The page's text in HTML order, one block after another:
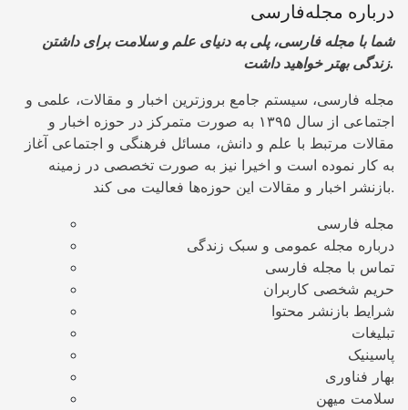
درباره مجله‌فارسی
شما با مجله فارسی، پلی به دنیای علم و سلامت برای داشتن
زندگی بهتر خواهید داشت.
مجله فارسی، سیستم جامع بروزترین اخبار و مقالات، علمی و
اجتماعی از سال ۱۳۹۵ به صورت متمرکز در حوزه اخبار و
مقالات مرتبط با علم و دانش، مسائل فرهنگی و اجتماعی آغاز
به کار نموده است و اخیرا نیز به صورت تخصصی در زمینه
بازنشر اخبار و مقالات این حوزه‌ها فعالیت می کند.
مجله فارسی
درباره مجله عمومی و سبک زندگی
تماس با مجله فارسی
حریم شخصی کاربران
شرایط بازنشر محتوا
تبلیغات
پاسینیک
بهار فناوری
سلامت میهن